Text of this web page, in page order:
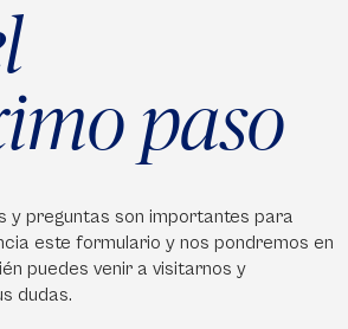
paso
y preguntas son importantes para
este formulario y nos pondremos en
puedes venir a visitarnos y
dudas.